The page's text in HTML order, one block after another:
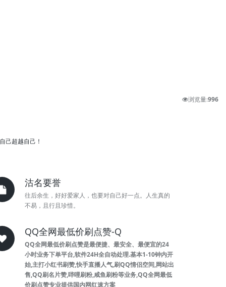
浏览量:996
己超越自己！
沽名要誉
往后余生，好好爱家人，也要对自己好一点。人生真的
不易，且行且珍惜。
QQ全网最低价刷点赞-Q
QQ全网最低价刷点赞是最便捷、最安全、最便宜的24
小时业务下单平台,软件24H全自动处理.基本1-10钟内开
始,主打小红书刷赞,快手直播人气,刷QQ情侣空间,网站出
售,QQ刷名片赞,哔哩刷粉,咸鱼刷粉等业务,QQ全网最低
价刷点赞专业提供国内网红速方案